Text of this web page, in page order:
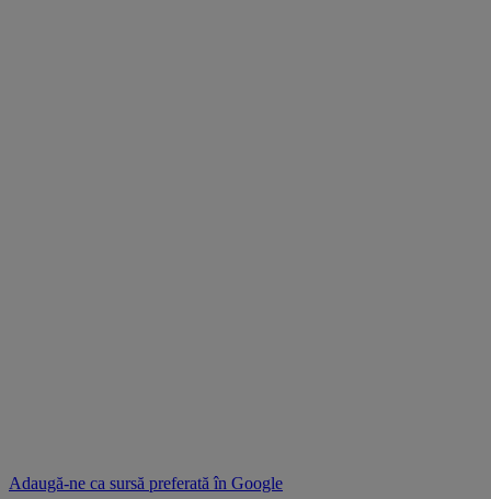
Adaugă-ne ca sursă preferată în Google